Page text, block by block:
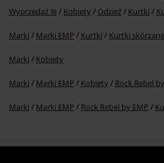
Wyprzedaż % Kobiety Odzież Kurtki
Marki Marki EMP Kurtki Kurtki skórzane
Marki Kobiety
Marki Marki EMP Kobiety Rock Rebel
Marki Marki EMP Rock Rebel by EMP